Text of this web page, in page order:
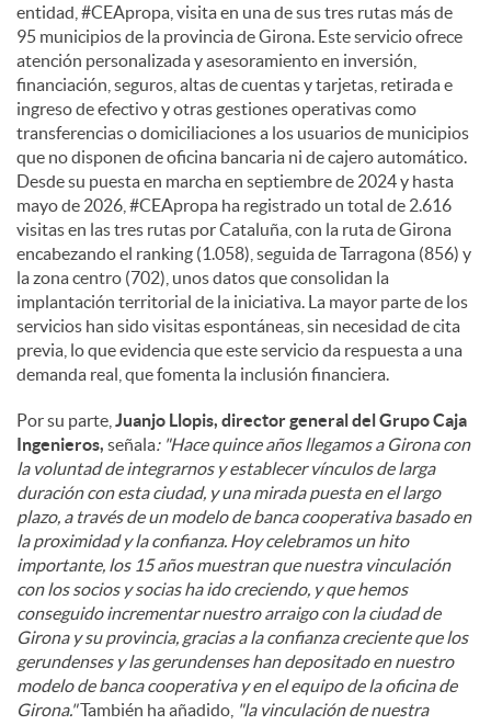
entidad, #CEApropa, visita en una de sus tres rutas más de
95 municipios de la provincia de Girona. Este servicio ofrece
atención personalizada y asesoramiento en inversión,
financiación, seguros, altas de cuentas y tarjetas, retirada e
ingreso de efectivo y otras gestiones operativas como
transferencias o domiciliaciones a los usuarios de municipios
que no disponen de oficina bancaria ni de cajero automático.
Desde su puesta en marcha en septiembre de 2024 y hasta
mayo de 2026, #CEApropa ha registrado un total de 2.616
visitas en las tres rutas por Cataluña, con la ruta de Girona
encabezando el ranking (1.058), seguida de Tarragona (856) y
la zona centro (702), unos datos que consolidan la
implantación territorial de la iniciativa. La mayor parte de los
servicios han sido visitas espontáneas, sin necesidad de cita
previa, lo que evidencia que este servicio da respuesta a una
demanda real, que fomenta la inclusión financiera.
Por su parte, Juanjo Llopis, director general del Grupo Caja
Ingenieros, señala: "Hace quince años llegamos a Girona con
la voluntad de integrarnos y establecer vínculos de larga
duración con esta ciudad, y una mirada puesta en el largo
plazo, a través de un modelo de banca cooperativa basado en
la proximidad y la confianza. Hoy celebramos un hito
importante, los 15 años muestran que nuestra vinculación
con los socios y socias ha ido creciendo, y que hemos
conseguido incrementar nuestro arraigo con la ciudad de
Girona y su provincia, gracias a la confianza creciente que los
gerundenses y las gerundenses han depositado en nuestro
modelo de banca cooperativa y en el equipo de la oficina de
Girona."También ha añadido, "la vinculación de nuestra